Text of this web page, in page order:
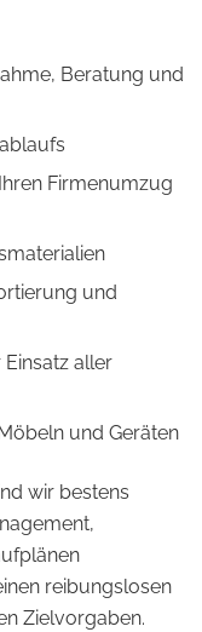
Beratung und
Firmenumzug
und
aller
und Geräten
wir bestens
reibungslosen
Zielvorgaben.